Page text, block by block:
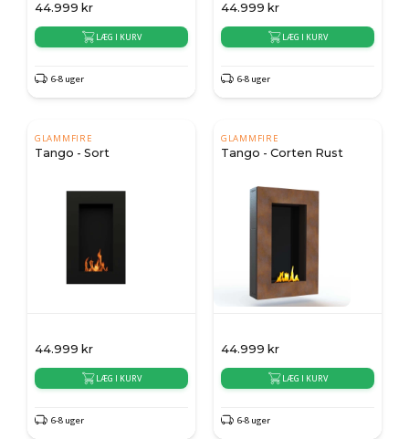
44.999 kr
LÆG I KURV
6-8 uger
44.999 kr
LÆG I KURV
6-8 uger
GLAMMFIRE
Tango - Sort
44.999 kr
LÆG I KURV
6-8 uger
GLAMMFIRE
Tango - Corten Rust
44.999 kr
LÆG I KURV
6-8 uger